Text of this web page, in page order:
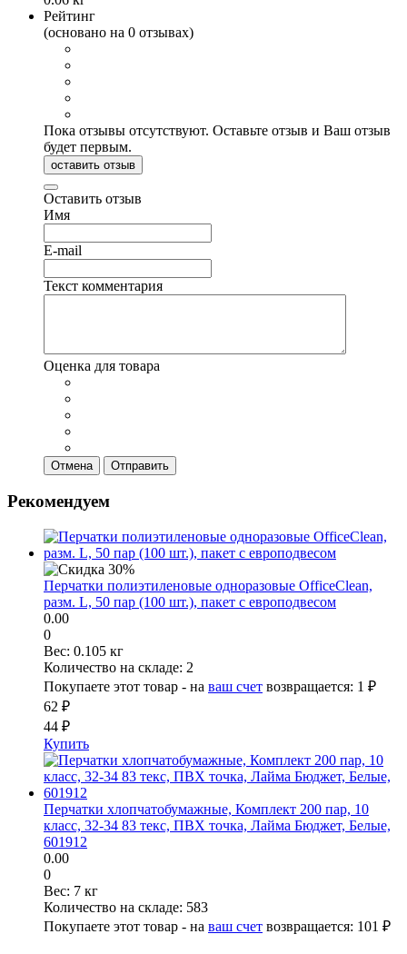
Рейтинг
(основано на 0 отзывах)
Пока отзывы отсутствуют. Оставьте отзыв и Ваш отзыв
будет первым.
оставить отзыв
Оставить отзыв
Имя
E-mail
Текст комментария
Оценка для товара
Отмена Отправить
Рекомендуем
Перчатки полиэтиленовые одноразовые OfficeClean,
разм. L, 50 пар (100 шт.), пакет с европодвесом
0.00
0
Вес: 0.105 кг
Количество на складе: 2
Покупаете этот товар - на ваш счет возвращается: 1 ₽
62 ₽
44 ₽
Купить
Перчатки хлопчатобумажные, Комплект 200 пар, 10
класс, 32-34 83 текс, ПВХ точка, Лайма Бюджет, Белые,
601912
0.00
0
Вес: 7 кг
Количество на складе: 583
Покупаете этот товар - на ваш счет возвращается: 101 ₽